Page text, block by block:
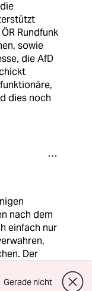
Rundfunk
sowie
die AfD
dies noch
nach dem
einfach nur
Der
nicht
Gerade nicht